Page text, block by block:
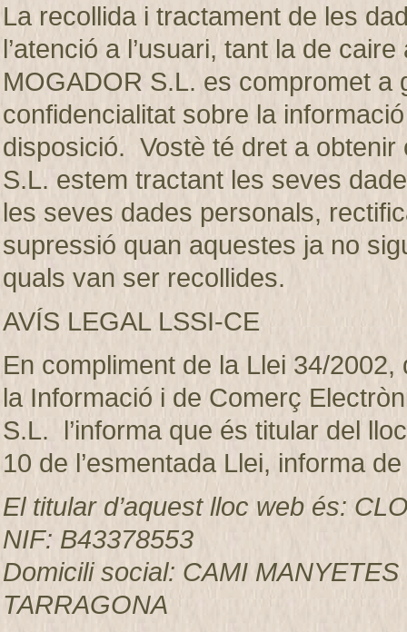
La recollida i tractament de les
l’atenció a l’usuari, tant la de
MOGADOR S.L. es compromet
confidencialitat sobre la
disposició. Vostè té dret a
S.L. estem tractant les seves
les seves dades personals,
supressió quan aquestes ja no
quals van ser recollides.
AVÍS LEGAL LSSI-CE
En compliment de la Llei 34/2002,
la Informació i de Comerç
S.L. l’informa que és titular del
10 de l’esmentada Llei, informa
El titular d’aquest lloc web és:
NIF: B43378553
Domicili social: CAMI
TARRAGONA